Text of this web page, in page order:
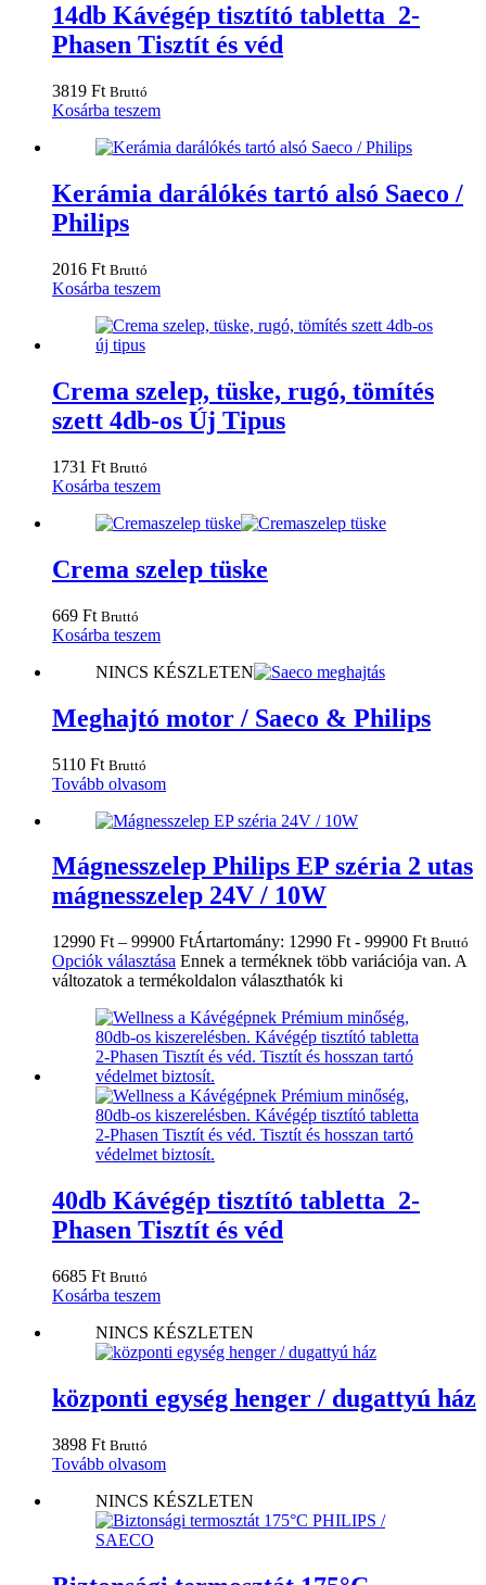
14db Kávégép tisztító tabletta 2-
Phasen Tisztít és véd
3819 Ft Bruttó
Kosárba teszem
Kerámia darálókés tartó alsó Saeco /
Philips
2016 Ft Bruttó
Kosárba teszem
Crema szelep, tüske, rugó, tömítés
szett 4db-os Új Tipus
1731 Ft Bruttó
Kosárba teszem
Crema szelep tüske
669 Ft Bruttó
Kosárba teszem
NINCS KÉSZLETEN
Meghajtó motor / Saeco & Philips
5110 Ft Bruttó
Tovább olvasom
Mágnesszelep Philips EP széria 2 utas
mágnesszelep 24V / 10W
12990 Ft – 99900 FtÁrtartomány: 12990 Ft - 99900 Ft Bruttó
Opciók választása Ennek a terméknek több variációja van. A
változatok a termékoldalon választhatók ki
40db Kávégép tisztító tabletta 2-
Phasen Tisztít és véd
6685 Ft Bruttó
Kosárba teszem
NINCS KÉSZLETEN
központi egység henger / dugattyú ház
3898 Ft Bruttó
Tovább olvasom
NINCS KÉSZLETEN